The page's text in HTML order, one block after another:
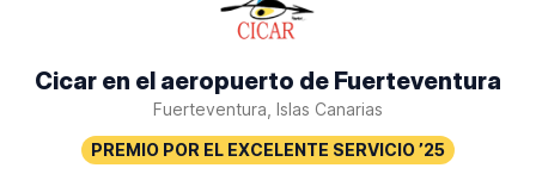
Cicar en el aeropuerto de Fuerteventura
Fuerteventura, Islas Canarias